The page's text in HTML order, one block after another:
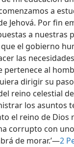
a
Jehová. Por fin
a nuestras
el gobierno
las
pertenece al
dirigir su
reino celestial
los asuntos
el reino de Dios
corrupto con
de morar.’—2